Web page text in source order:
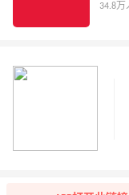
34.8万